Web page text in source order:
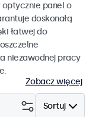
optycznie panel o
doskonałą
łatwej do
niezawodnej pracy
Zobacz więcej
Sortuj